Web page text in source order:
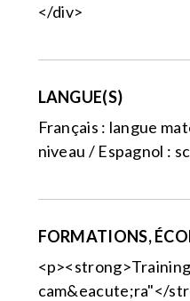
</div>
LANGUE(S)
Français : langue
niveau / Espagnol :
FORMATIONS,
cam&eacute;ra"</